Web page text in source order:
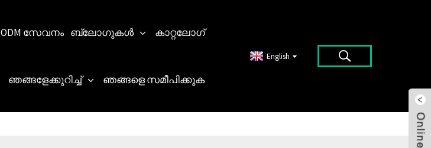
ODM സേവനം ബ്ലോഗുകൾ കാറ്റലോഗ്
ഞങ്ങളേക്കുറിച്ച് ഞങ്ങളെ സമീപിക്കുക
English